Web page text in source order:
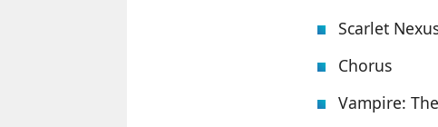
Scarlet
Chorus
Vampire: